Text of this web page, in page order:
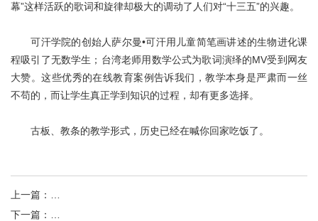
幕”这样活跃的歌词和旋律却极大的调动了人们对“十三五”的兴趣。
可汗学院的创始人萨尔曼•可汗用儿童简笔画讲述的生物进化课
程吸引了无数学生；台湾老师用数学公式为歌词演绎的MV受到网友
大赞。这些优秀的在线教育案例告诉我们，教学本身是严肃而一丝
不苟的，而让学生真正学到知识的过程，却有更多选择。
古板、教条的教学形式，历史已经在喊你回家吃饭了。
上一篇 ：
下一篇 ：